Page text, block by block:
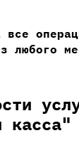
все
любого
касса"